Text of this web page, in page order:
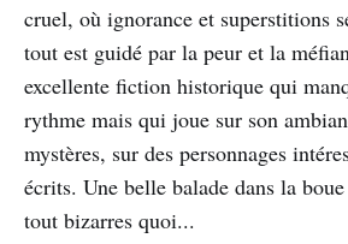
cruel, où ignorance et superstitions
tout est guidé par la peur et la
excellente fiction historique qui
rythme mais qui joue sur son
mystères, sur des personnages
écrits. Une belle balade dans la
tout bizarres quoi...